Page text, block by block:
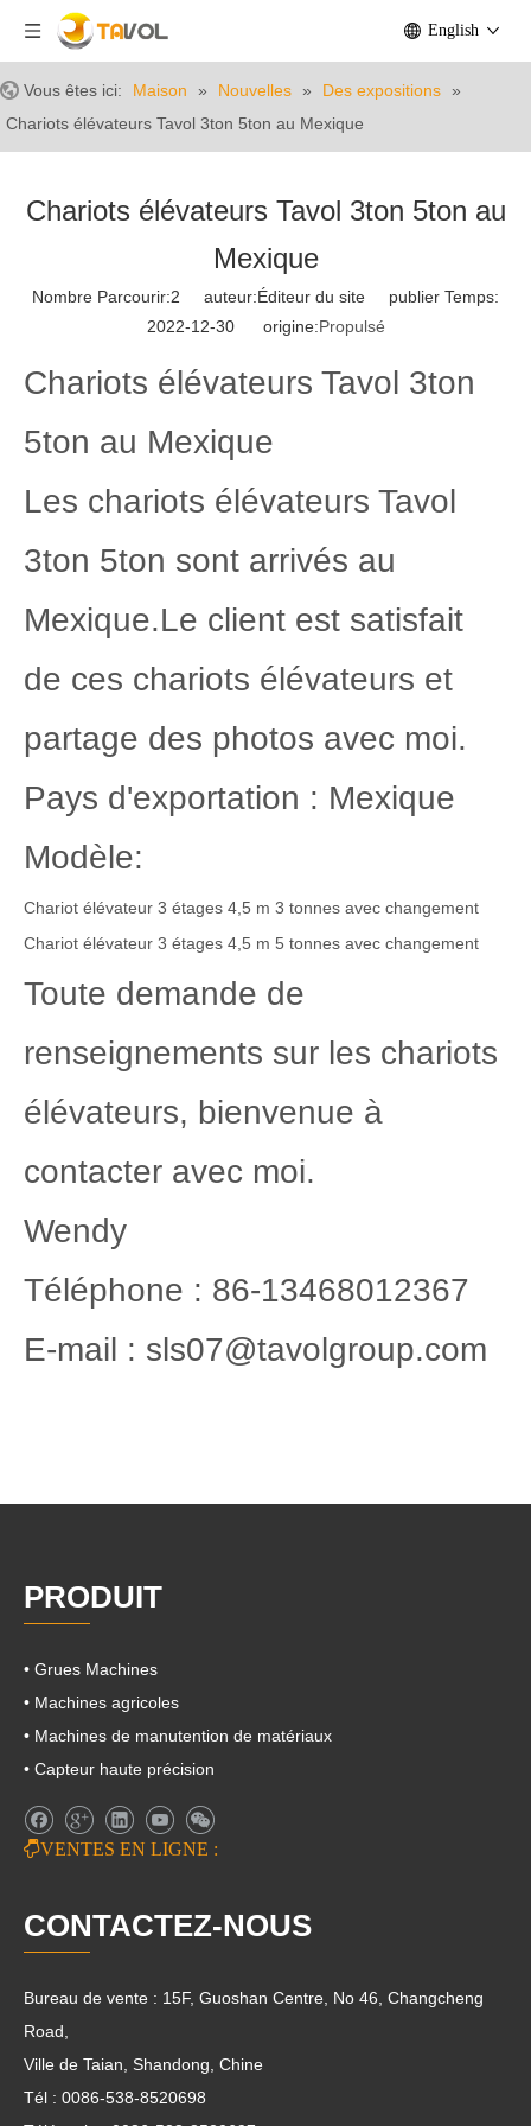
English
Vous êtes ici: Maison » Nouvelles » Des expositions »
Chariots élévateurs Tavol 3ton 5ton au Mexique
Chariots élévateurs Tavol 3ton 5ton au
Mexique
Nombre Parcourir:2 auteur:Éditeur du site publier Temps:
2022-12-30 origine:Propulsé
Chariots élévateurs Tavol 3ton
5ton au Mexique
Les chariots élévateurs Tavol
3ton 5ton sont arrivés au
Mexique.Le client est satisfait
de ces chariots élévateurs et
partage des photos avec moi.
Pays d'exportation : Mexique
Modèle:
Chariot élévateur 3 étages 4,5 m 3 tonnes avec changement
Chariot élévateur 3 étages 4,5 m 5 tonnes avec changement
Toute demande de
renseignements sur les chariots
élévateurs, bienvenue à
contacter avec moi.
Wendy
Téléphone : 86-13468012367
E-mail : sls07@tavolgroup.com
PRODUIT
• Grues Machines
• Machines agricoles
• Machines de manutention de matériaux
• Capteur haute précision
VENTES EN LIGNE :
CONTACTEZ-NOUS
Bureau de vente : 15F, Guoshan Centre, No 46, Changcheng
Road,
Ville de Taian, Shandong, Chine
Tél : 0086-538-8520698